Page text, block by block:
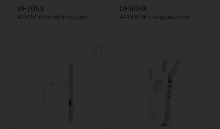
RE705X
AX3000 mesh wifi 6-extender
RE605X
AX1800 Wifi Range Extender